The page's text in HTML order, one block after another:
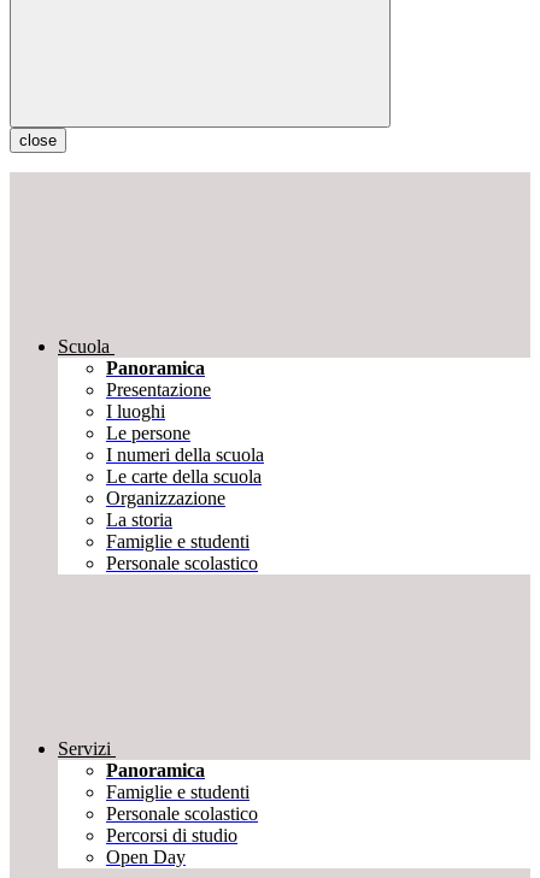
close
Scuola
Panoramica
Presentazione
I luoghi
Le persone
I numeri della scuola
Le carte della scuola
Organizzazione
La storia
Famiglie e studenti
Personale scolastico
Servizi
Panoramica
Famiglie e studenti
Personale scolastico
Percorsi di studio
Open Day